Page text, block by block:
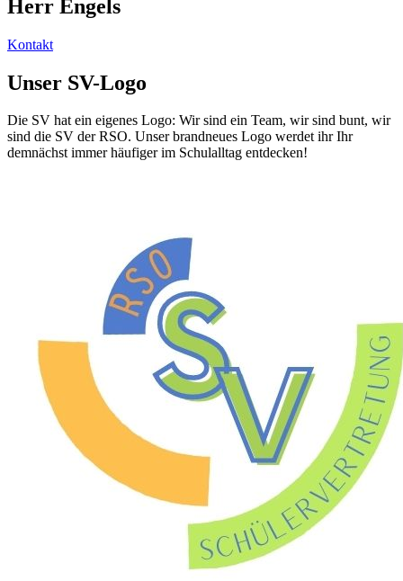
Herr Engels
Kontakt
Unser SV-Logo
Die SV hat ein eigenes Logo: Wir sind ein Team, wir sind bunt, wir
sind die SV der RSO. Unser brandneues Logo werdet ihr Ihr
demnächst immer häufiger im Schulalltag entdecken!